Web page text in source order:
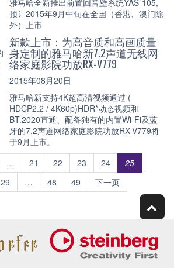
预计2015年9月中旬在全国（香港、澳门除
外）上市
新款上市：为高音质和高画质量
身定制的雅马哈新7.2声道无线网
络家庭影院功放RX-V779
2015年08月20日
雅马哈新支持4K超高清视频通过 (
HDCP2.2 / 4K60p)HDR*动态视频和
BT.2020直通、配备独有的内置Wi-Fi及蓝
牙的7.2声道网络家庭影院功放RX-V779将
于9月上市。
… 21 22 23 24
25
29 … 48 49 下一页